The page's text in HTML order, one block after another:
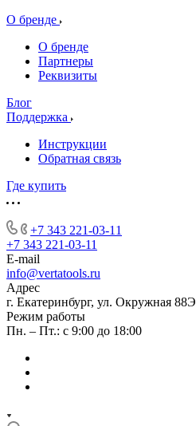
О бренде
О бренде
Партнеры
Реквизиты
Блог
Поддержка
Инструкции
Обратная связь
Где купить
+7 343 221-03-11
+7 343 221-03-11
E-mail
info@vertatools.ru
Адрес
г. Екатеринбург, ул. Окружная 88Э
Режим работы
Пн. – Пт.: с 9:00 до 18:00